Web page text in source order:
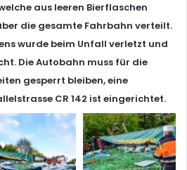
aus leeren Bierflaschen
die gesamte Fahrbahn verteilt.
wurde beim Unfall verletzt und
Die Autobahn muss für die
gesperrt bleiben, eine
CR 142 ist eingerichtet.